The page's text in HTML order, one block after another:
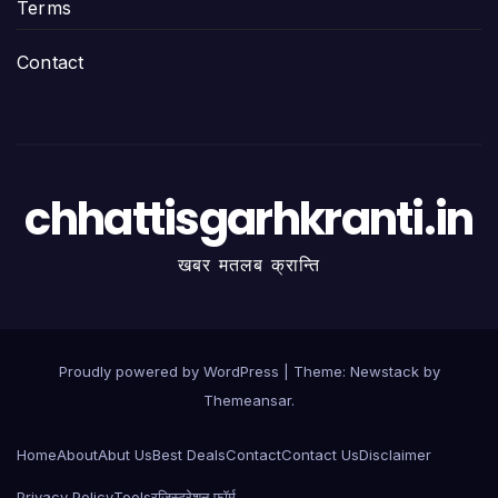
Terms
Contact
chhattisgarhkranti.in
खबर मतलब क्रान्ति
Proudly powered by WordPress Theme: Newstackby
Themeansar.
HomeAboutAbut UsBest DealsContactContact UsDisclaimer